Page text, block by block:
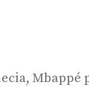
Mbappé